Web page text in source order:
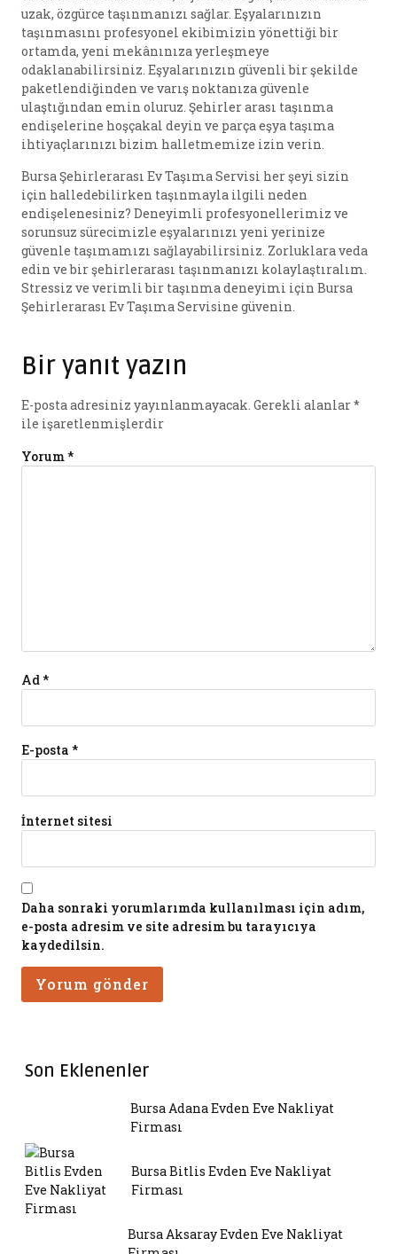
Son Eklenenler
Bursa Adana Evden Eve Nakliyat
Firması
Bursa Bitlis Evden Eve Nakliyat
Firması
Bursa Aksaray Evden Eve Nakliyat
uzak, özgürce taşınmanızı sağlar. Eşyalarınızın
taşınmasını profesyonel ekibimizin yönettiği bir
ortamda, yeni mekânınıza yerleşmeye
odaklanabilirsiniz. Eşyalarınızın güvenli bir şekilde
paketlendiğinden ve varış noktanıza güvenle
ulaştığından emin oluruz. Şehirler arası taşınma
endişelerine hoşçakal deyin ve parça eşya taşıma
ihtiyaçlarınızı bizim halletmemize izin verin.
Bursa Şehirlerarası Ev Taşıma Servisi her şeyi sizin
için halledebilirken taşınmayla ilgili neden
endişelenesiniz? Deneyimli profesyonellerimiz ve
sorunsuz sürecimizle eşyalarınızı yeni yerinize
güvenle taşımamızı sağlayabilirsiniz. Zorluklara veda
edin ve bir şehirlerarası taşınmanızı kolaylaştıralım.
Stressiz ve verimli bir taşınma deneyimi için Bursa
Şehirlerarası Ev Taşıma Servisine güvenin.
Bir yanıt yazın
E-posta adresiniz yayınlanmayacak. Gerekli alanlar*
ile işaretlenmişlerdir
Yorum*
Ad*
E-posta *
İnternet sitesi
Daha sonraki yorumlarımda kullanılması için adım,
e-posta adresim ve site adresim bu tarayıcıya
kaydedilsin.